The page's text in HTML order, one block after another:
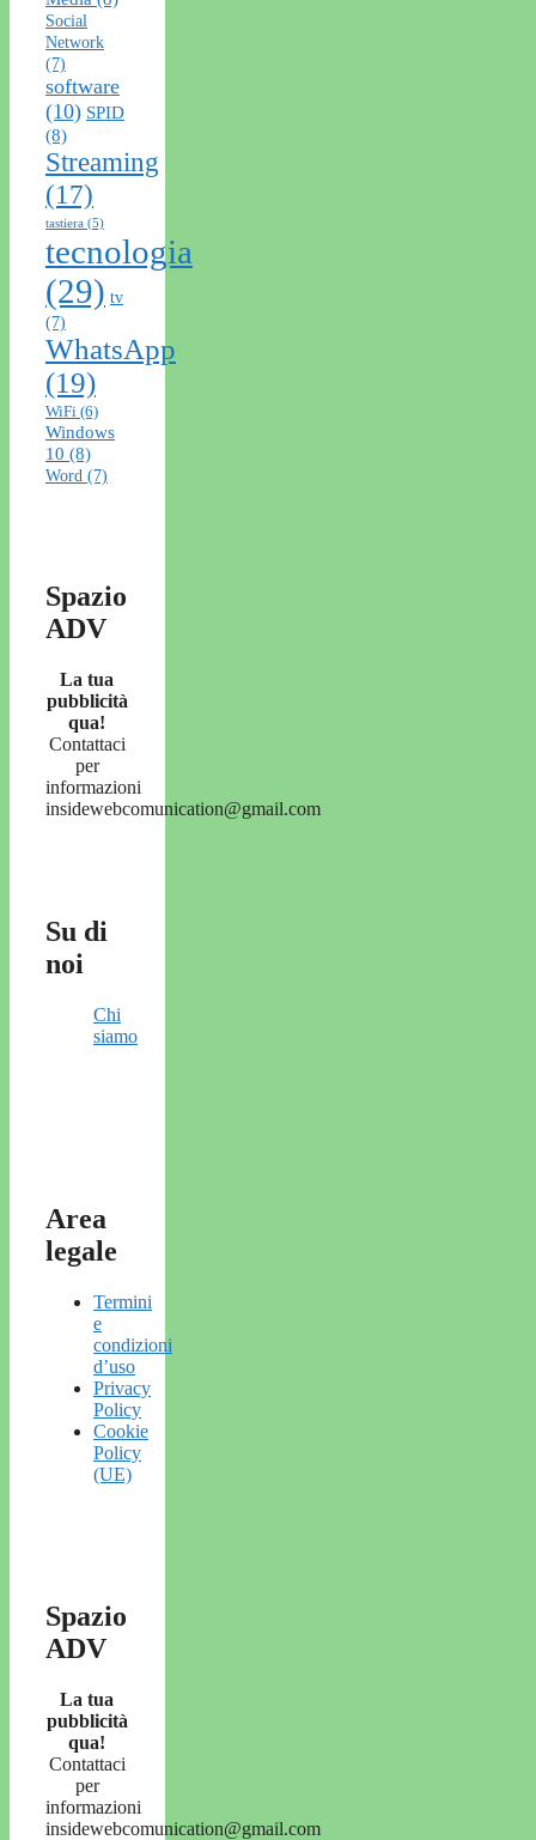
Social
Network
(7)
software
(10) SPID
(8)
Streaming
(17)
tastiera (5)
tecnologia
(29) tv
(7)
WhatsApp
(19)
WiFi (6)
Windows
10 (8)
Word (7)
Spazio
ADV
La tua
pubblicità
qua!
Contattaci
per
informazioni
insidewebcomunication@gmail.com
Su di
noi
Chi
siamo
Area
legale
Termini
e
condizioni
d’uso
Privacy
Policy
Cookie
Policy
(UE)
Spazio
ADV
La tua
pubblicità
qua!
Contattaci
per
informazioni
insidewebcomunication@gmail.com